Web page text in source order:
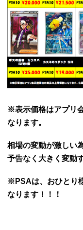
※表示価格はアプリ
なります。
相場の変動が激しい
予告なく大きく変動
※PSAは、おひとり
なります！！！